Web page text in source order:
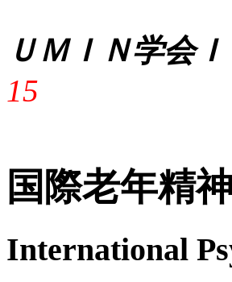
ＵＭＩＮ学会
15
国際老年精
International